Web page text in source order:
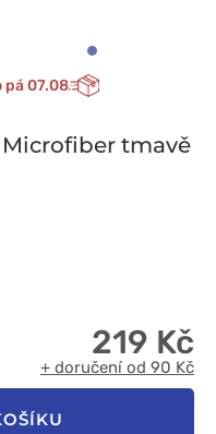
pá 07.08
Microfiber tmavě
219 Kč
+ doručení od 90 Kč